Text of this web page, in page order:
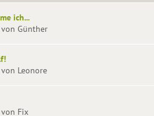
ich...
Günther
Leonore
Fix